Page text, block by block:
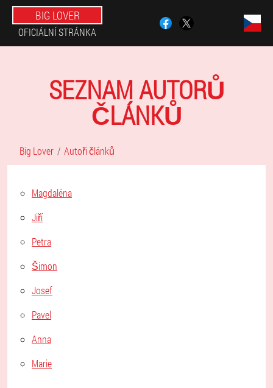
BIG LOVER
OFICIÁLNÍ STRÁNKA
SEZNAM AUTORŮ
ČLÁNKŮ
Big Lover Autoři článků
Magdaléna
Jiří
Petra
Šimon
Josef
Pavel
Anna
Marie